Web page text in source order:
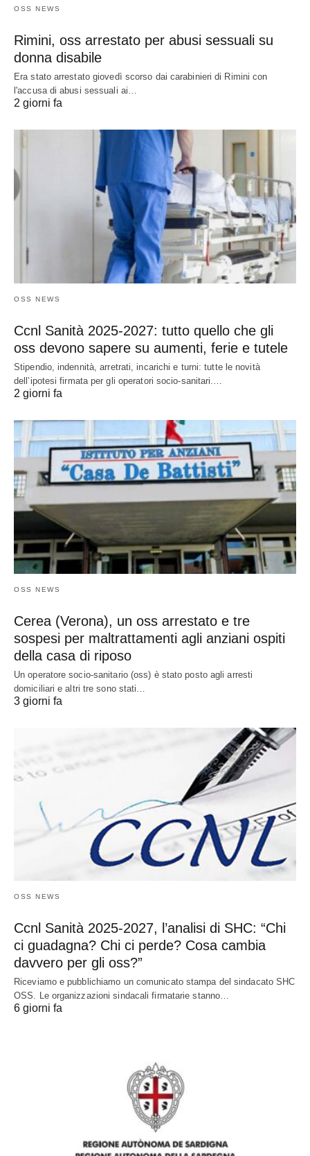
OSS NEWS
Rimini, oss arrestato per abusi sessuali su
donna disabile
Era stato arrestato giovedì scorso dai carabinieri di Rimini con
l'accusa di abusi sessuali ai…
2 giorni fa
OSS NEWS
Ccnl Sanità 2025-2027: tutto quello che gli
oss devono sapere su aumenti, ferie e tutele
Stipendio, indennità, arretrati, incarichi e turni: tutte le novità
dell’ipotesi firmata per gli operatori socio-sanitari.…
2 giorni fa
OSS NEWS
Cerea (Verona), un oss arrestato e tre
sospesi per maltrattamenti agli anziani ospiti
della casa di riposo
Un operatore socio-sanitario (oss) è stato posto agli arresti
domiciliari e altri tre sono stati…
3 giorni fa
OSS NEWS
Ccnl Sanità 2025-2027, l’analisi di SHC: “Chi
ci guadagna? Chi ci perde? Cosa cambia
davvero per gli oss?”
Riceviamo e pubblichiamo un comunicato stampa del sindacato SHC
OSS. Le organizzazioni sindacali firmatarie stanno…
6 giorni fa